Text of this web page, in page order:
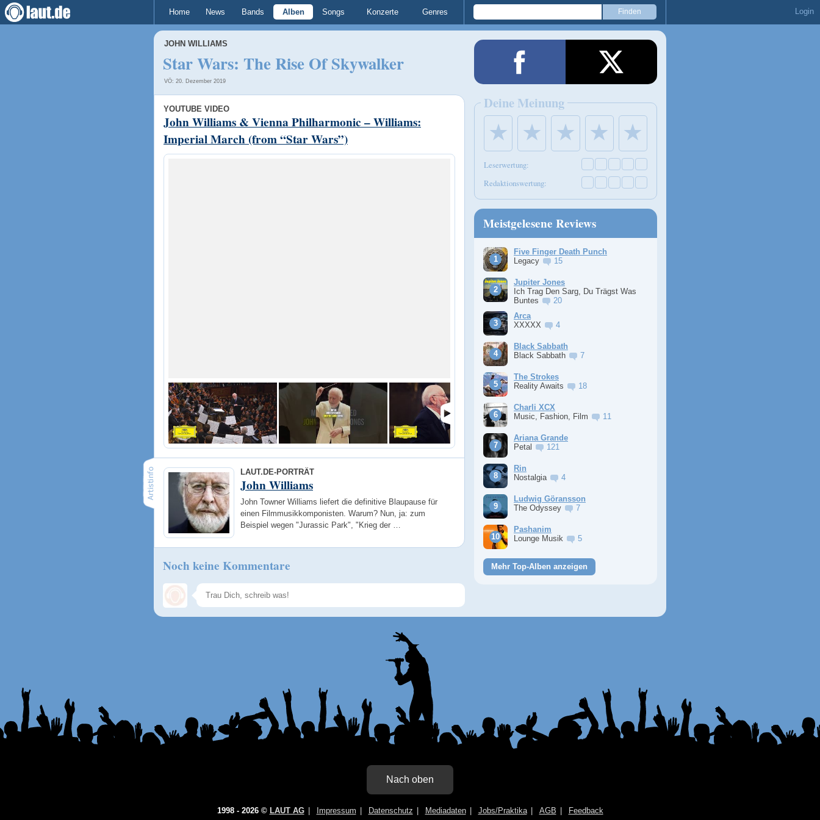
Home News Bands Alben Songs Konzerte Genres Login
JOHN WILLIAMS
Star Wars: The Rise Of Skywalker
VÖ: 20. Dezember 2019
YOUTUBE VIDEO
John Williams & Vienna Philharmonic – Williams:
Imperial March (from “Star Wars”)
LAUT.DE-PORTRÄT
John Williams
John Towner Williams liefert die definitive Blaupause für
einen Filmmusikkomponisten. Warum? Nun, ja: zum
Beispiel wegen "Jurassic Park", "Krieg der …
Noch keine Kommentare
Speichern
Deine Meinung
★ ★ ★ ★ ★
Leserwertung:
Redaktionswertung:
Meistgelesene Reviews
Five Finger Death Punch
Legacy
15
Jupiter Jones
Ich Trag Den Sarg, Du Trägst Was
Buntes
20
Arca
XXXXX
4
Black Sabbath
Black Sabbath
7
The Strokes
Reality Awaits
18
Charli XCX
Music, Fashion, Film
11
Ariana Grande
Petal
121
Rin
Nostalgia
4
Ludwig Göransson
The Odyssey
7
Pashanim
Lounge Musik
5
Mehr Top-Alben anzeigen
Nach oben
1998 - 2026 © LAUT AG Impressum Datenschutz Mediadaten Jobs/Praktika AGB Feedback